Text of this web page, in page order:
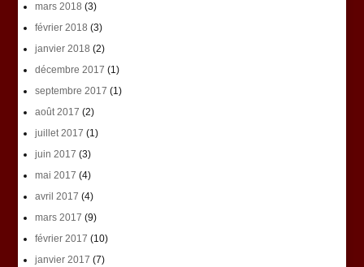
mars 2018 (3)
février 2018 (3)
janvier 2018 (2)
décembre 2017 (1)
septembre 2017 (1)
août 2017 (2)
juillet 2017 (1)
juin 2017 (3)
mai 2017 (4)
avril 2017 (4)
mars 2017 (9)
février 2017 (10)
janvier 2017 (7)